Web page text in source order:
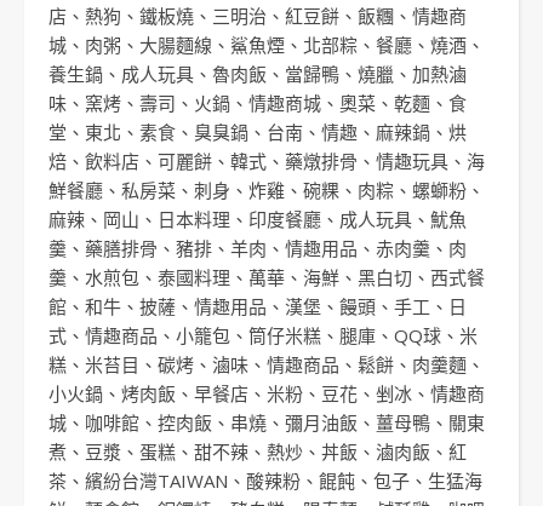
店 、 熱狗 、 鐵板燒 、 三明治 、 紅豆餅 、 飯糰 、 情趣商
城 、 肉粥 、 大腸麵線 、 鯊魚煙 、 北部粽 、 餐廳 、 燒酒 、
養生鍋 、 成人玩具 、 魯肉飯 、 當歸鴨 、 燒臘 、 加熱滷
味 、 窯烤 、 壽司 、 火鍋 、 情趣商城 、 奧菜 、 乾麵 、 食
堂 、 東北 、 素食 、 臭臭鍋 、 台南 、 情趣 、 麻辣鍋 、 烘
焙 、 飲料店 、 可麗餅 、 韓式 、 藥燉排骨 、 情趣玩具 、 海
鮮餐廳 、 私房菜 、 刺身 、 炸雞 、 碗粿 、 肉粽 、 螺螄粉 、
麻辣 、 岡山 、 日本料理 、 印度餐廳 、 成人玩具 、 魷魚
羹 、 藥膳排骨 、 豬排 、 羊肉 、 情趣用品 、 赤肉羹 、 肉
羹 、 水煎包 、 泰國料理 、 萬華 、 海鮮 、 黑白切 、 西式餐
館 、 和牛 、 披薩 、 情趣用品 、 漢堡 、 饅頭 、 手工 、 日
式 、 情趣商品 、 小籠包 、 筒仔米糕 、 腿庫 、 QQ球 、 米
糕 、 米苔目 、 碳烤 、 滷味 、 情趣商品 、 鬆餅 、 肉羹麵 、
小火鍋 、 烤肉飯 、 早餐店 、 米粉 、 豆花 、 剉冰 、 情趣商
城 、 咖啡館 、 控肉飯 、 串燒 、 彌月油飯 、 薑母鴨 、 關東
煮 、 豆漿 、 蛋糕 、 甜不辣 、 熱炒 、 丼飯 、 滷肉飯 、 紅
茶 、 繽紛台灣TAIWAN 、 酸辣粉 、 餛飩 、 包子 、 生猛海